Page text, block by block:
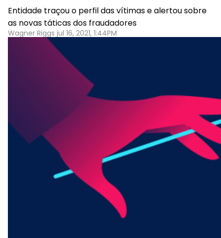
Entidade traçou o perfil das vítimas e alertou sobre
as novas táticas dos fraudadores
Wagner Riggs jul 16, 2021, 1:44PM